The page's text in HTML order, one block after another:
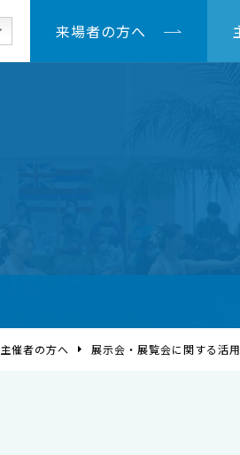
来場者の方へ
主催者の方へ 展示会・展覧会に関する活